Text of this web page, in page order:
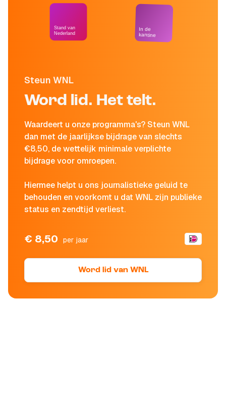
Steun WNL
Word lid. Het telt.
Waardeert u onze programma's? Steun WNL
dan met de jaarlijkse bijdrage van slechts
€8,50, de wettelijk minimale verplichte
bijdrage voor omroepen.
Hiermee helpt u ons journalistieke geluid te
behouden en voorkomt u dat WNL zijn publieke
status en zendtijd verliest.
€ 8,50 per jaar
Word lid van WNL
Stand van
Nederland
In de
kantine